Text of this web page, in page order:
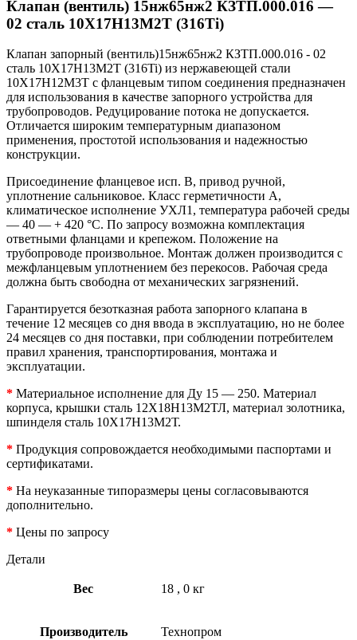
Клапан (вентиль) 15нж65нж2 КЗТП.000.016 —
02 сталь 10Х17Н13М2Т (316Ti)
Клапан запорный (вентиль)15нж65нж2 КЗТП.000.016 - 02
сталь 10Х17Н13М2Т (316Ti) из нержавеющей стали
10Х17Н12М3Т с фланцевым типом соединения предназначен
для использования в качестве запорного устройства для
трубопроводов. Редуцирование потока не допускается.
Отличается широким температурным диапазоном
применения, простотой использования и надежностью
конструкции.
Присоединение фланцевое исп. В, привод ручной,
уплотнение сальниковое. Класс герметичности А,
климатическое исполнение УХЛ1, температура рабочей среды
— 40 — + 420 °C. По запросу возможна комплектация
ответными фланцами и крепежом. Положение на
трубопроводе произвольное. Монтаж должен производится с
межфланцевым уплотнением без перекосов. Рабочая среда
должна быть свободна от механических загрязнений.
Гарантируется безотказная работа запорного клапана в
течение 12 месяцев со дня ввода в эксплуатацию, но не более
24 месяцев со дня поставки, при соблюдении потребителем
правил хранения, транспортирования, монтажа и
эксплуатации.
* Материальное исполнение для Ду 15 — 250. Материал
корпуса, крышки сталь 12Х18Н13М2ТЛ, материал золотника,
шпинделя сталь 10Х17Н13М2Т.
* Продукция сопровождается необходимыми паспортами и
сертификатами.
* На неуказанные типоразмеры цены согласовываются
дополнительно.
* Цены по запросу
Детали
Вес 18 , 0 кг
Производитель Технопром